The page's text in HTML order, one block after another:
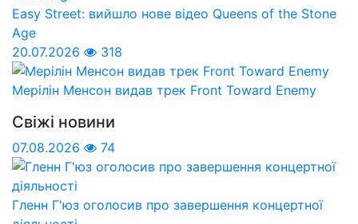
Easy Street: вийшло нове відео Queens of the Stone
Age
20.07.2026
318
Мерілін Менсон видав трек Front Toward Enemy
Свіжі новини
07.08.2026 74
Гленн Г'юз оголосив про завершення концертної